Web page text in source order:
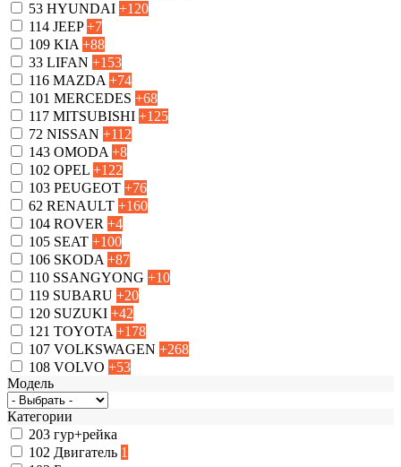
53 HYUNDAI +120
114 JEEP+7
109 KIA +88
33 LIFAN +153
116 MAZDA +74
101 MERCEDES +68
117 MITSUBISHI +125
72 NISSAN +112
143 OMODA +8
102 OPEL +122
103 PEUGEOT +76
62 RENAULT +160
104 ROVER +4
105 SEAT +100
106 SKODA +87
110 SSANGYONG +10
119 SUBARU +20
120 SUZUKI +42
121 TOYOTA +178
107 VOLKSWAGEN +268
108 VOLVO +53
Модель
Категории
203 гур+рейка
102 Двигатель 1